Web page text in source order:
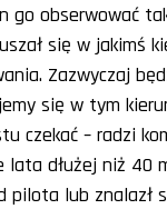
obserwować
się w jakimś
Zazwyczaj
się w tym
czekać – radzi
lata dłużej niż
pilota lub